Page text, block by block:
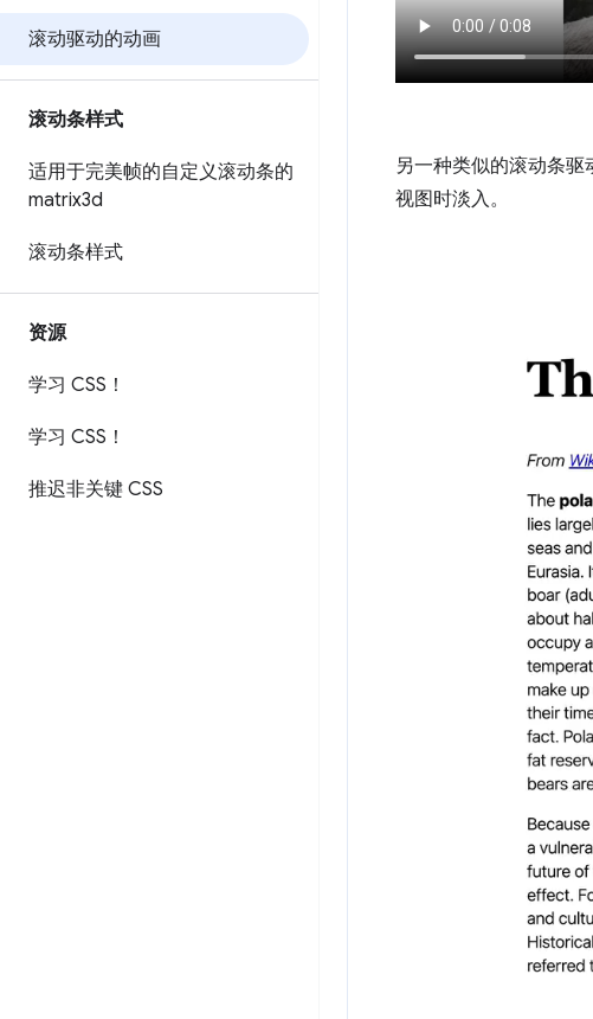
滚动驱动的动画
滚动条样式
适用于完美帧的自定义滚动条的
matrix3d
滚动条样式
资源
学习 CSS！
学习 CSS！
推迟非关键 CSS
另一种类似的滚动条
视图时淡入。